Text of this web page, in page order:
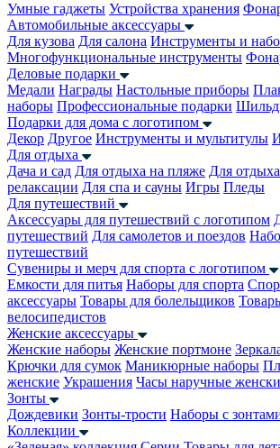
Умные гаджеты Устройства хранения
Автомобильные аксессуары
Для кузова Для салона Инструменты и
Многофункциональные инструменты
Деловые подарки
Медали Награды Настольные приборы
наборы Профессиональные подарки
Подарки для дома с логотипом
Декор Другое Инструменты и мультитулы
Для отдыха
Дача и сад Для отдыха на пляже Для
релаксации Для спа и сауны Игры Пледы
Для путешествий
Аксессуары для путешествий с логотипом
путешествий Для самолетов и поездов
путешествий
Сувениры и мерч для спорта с логотипом
Емкости для питья Наборы для спорта
аксессуары Товары для болельщиков
велосипедистов
Женские аксессуары
Женские наборы Женские портмоне
Крючки для сумок Маникюрные наборы
женские Украшения Часы наручные
Зонты
Дождевики Зонты-трости Наборы с
Коллекции